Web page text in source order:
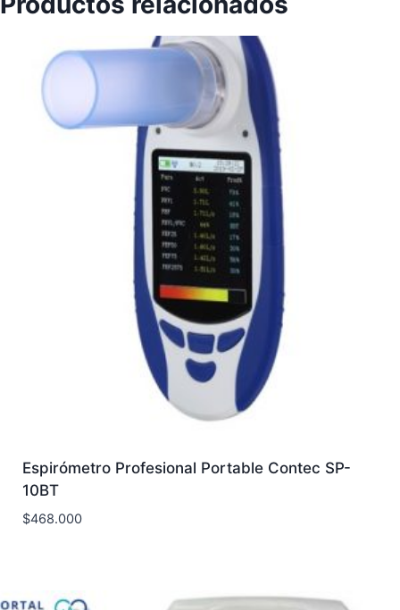
Espirómetro Profesional Portable Contec SP-
10BT
$468.000